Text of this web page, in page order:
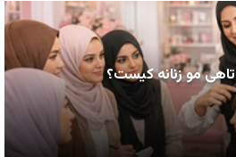
مو زنانه کیست؟